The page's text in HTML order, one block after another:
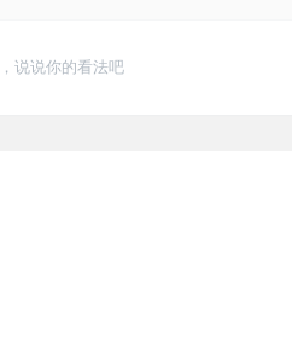
说说你的看法吧